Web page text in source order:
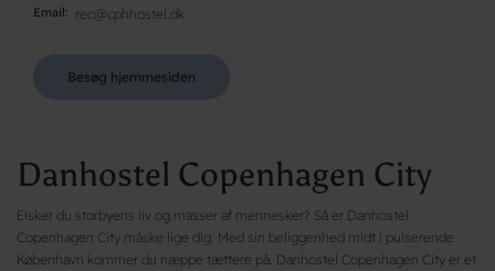
Email rec@cphhostel.dk
Besøg hjemmesiden
Danhostel Copenhagen City
Elsker du storbyens liv og masser af mennesker? Så er Danhostel
Copenhagen City måske lige dig. Med sin beliggenhed midt i pulserende
København kommer du næppe tættere på. Danhostel Copenhagen City er et